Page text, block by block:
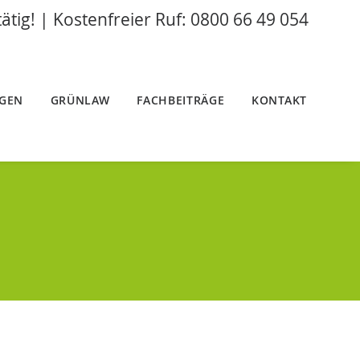
| Kostenfreier Ruf: 0800 66 49 054
GRÜNLAW FACHBEITRÄGE KONTAKT